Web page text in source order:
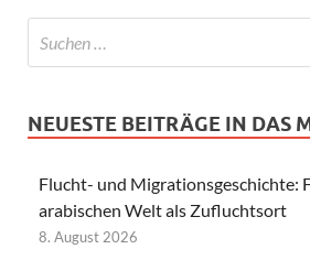
NEUESTE BEITRÄGE IN DAS
Flucht- und Migrationsgeschichte:
arabischen Welt als Zufluchtsort
8. August 2026